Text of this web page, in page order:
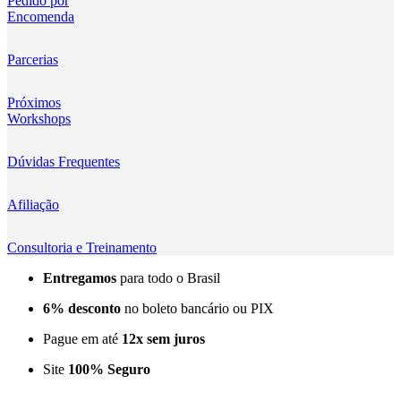
Kingma
Lensmingle
LiRen
Litepanels
LoveFoto
LowePro
Lumitecfoto
Encomenda
Parcerias
Próximos
Workshops
Dúvidas Frequentes
Afiliação
Consultoria e Treinamento
Entregamos para todo o Brasil
6% desconto no boleto bancário ou PIX
Pague em até 12x sem juros
Site 100% Seguro